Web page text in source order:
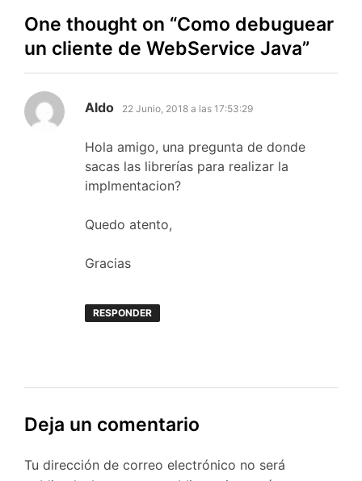
One thought on “Como debuguear
un cliente de WebService Java”
Aldo dice:
22 Junio, 2018 a las 17:53:29
Hola amigo, una pregunta de donde
sacas las librerías para realizar la
implmentacion?
Quedo atento,
Gracias
RESPONDER
Deja un comentario
Tu dirección de correo electrónico no será